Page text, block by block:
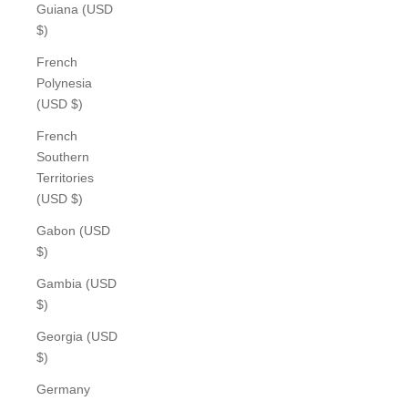
Guiana (USD
$)
French
Polynesia
(USD $)
French
Southern
Territories
(USD $)
Gabon (USD
$)
Gambia (USD
$)
Georgia (USD
$)
Germany